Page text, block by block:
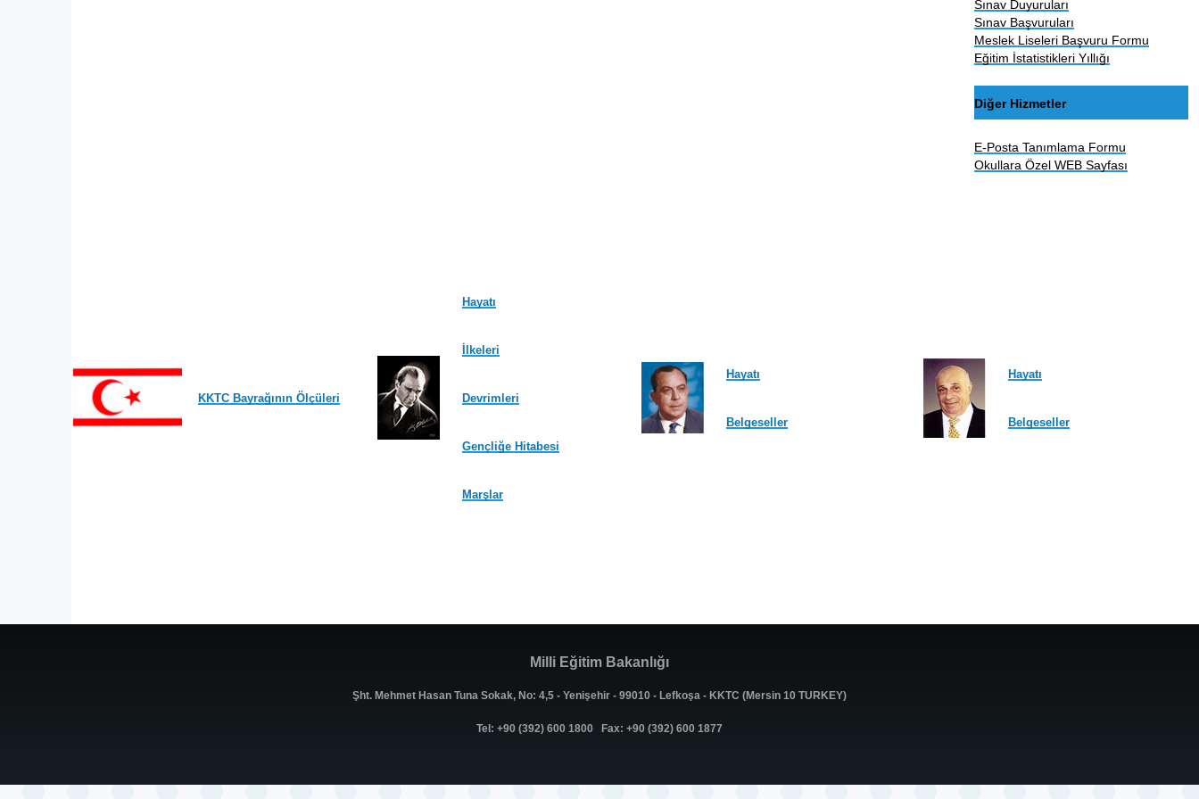
Sınav Duyuruları
Sınav Başvuruları
Meslek Liseleri Başvuru Formu
Eğitim İstatistikleri Yıllığı
Diğer Hizmetler
E-Posta Tanımlama Formu
Okullara Özel WEB Sayfası
KKTC Bayrağının Ölçüleri
Hayatı
İlkeleri
Devrimleri
Gençliğe Hitabesi
Marşlar
Hayatı
Belgeseller
Hayatı
Belgeseller
Milli Eğitim Bakanlığı
Şht. Mehmet Hasan Tuna Sokak, No: 4,5 - Yenişehir - 99010 - Lefkoşa - KKTC (Mersin 10 TURKEY)
Tel: +90 (392) 600 1800 Fax: +90 (392) 600 1877